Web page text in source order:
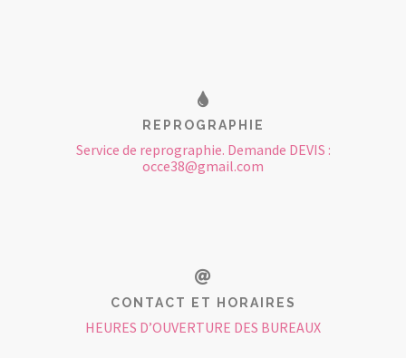
REPROGRAPHIE
Service de reprographie. Demande DEVIS :
occe38@gmail.com
CONTACT ET HORAIRES
HEURES D’OUVERTURE DES BUREAUX